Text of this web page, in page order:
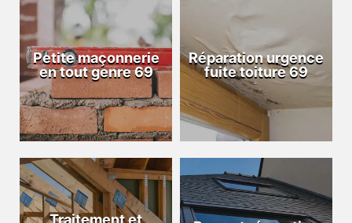
Petite maçonnerie
en tout genre 69
Réparation urgence
fuite toiture 69
Traitement et